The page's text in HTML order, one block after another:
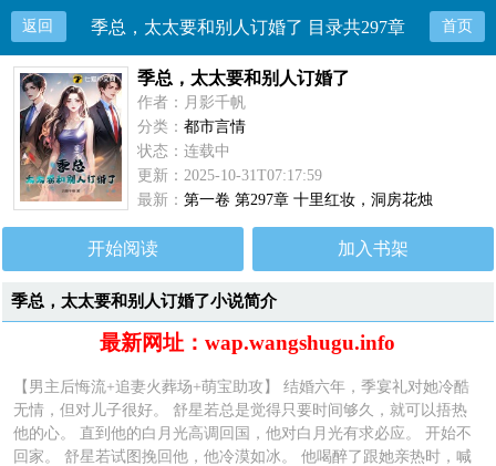
返回 季总，太太要和别人订婚了 目录共297章 首页
季总，太太要和别人订婚了
作者：月影千帆
分类：都市言情
状态：连载中
更新：2025-10-31T07:17:59
最新：第一卷 第297章 十里红妆，洞房花烛
开始阅读 加入书架
季总，太太要和别人订婚了小说简介
最新网址：wap.wangshugu.info
【男主后悔流+追妻火葬场+萌宝助攻】 结婚六年，季宴礼对她冷酷
无情，但对儿子很好。 舒星若总是觉得只要时间够久，就可以捂热
他的心。 直到他的白月光高调回国，他对白月光有求必应。 开始不
回家。 舒星若试图挽回他，他冷漠如冰。 他喝醉了跟她亲热时，喊